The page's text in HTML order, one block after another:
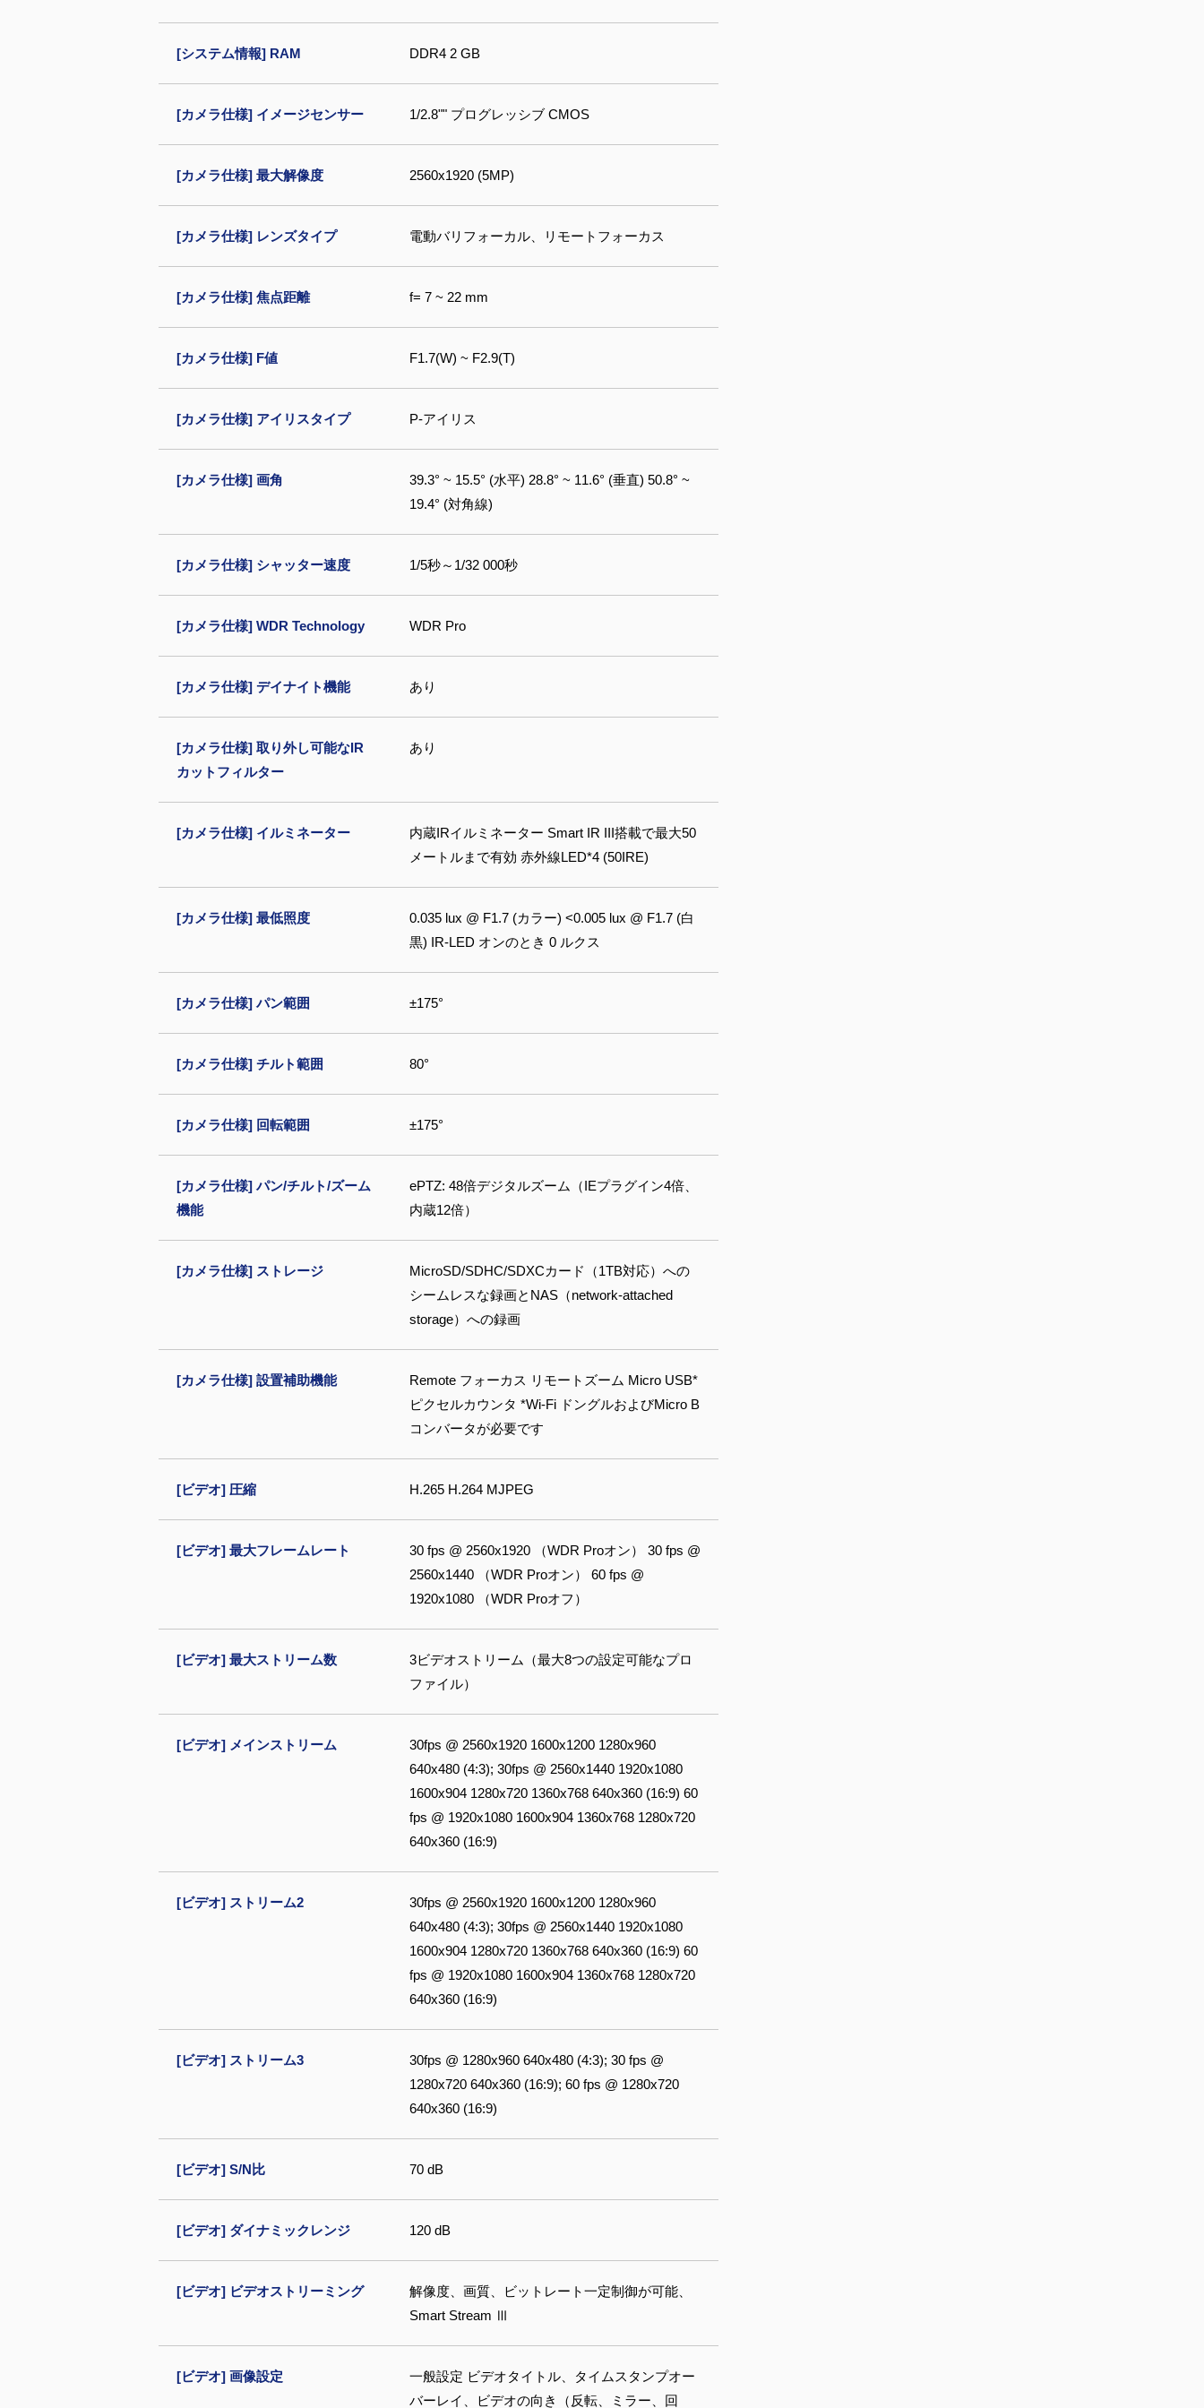
[システム情報] RAM DDR4 2 GB
[カメラ仕様] イメージセンサー 1/2.8"" プログレッシブ CMOS
[カメラ仕様] 最大解像度 2560x1920 (5MP)
[カメラ仕様] レンズタイプ 電動バリフォーカル、リモートフォーカス
[カメラ仕様] 焦点距離 f= 7 ~ 22 mm
[カメラ仕様] F値 F1.7(W) ~ F2.9(T)
[カメラ仕様] アイリスタイプ P-アイリス
[カメラ仕様] 画角
39.3° ~ 15.5° (水平) 28.8° ~ 11.6° (垂直) 50.8° ~
19.4° (対角線)
[カメラ仕様] シャッター速度 1/5秒～1/32 000秒
[カメラ仕様] WDR Technology WDR Pro
[カメラ仕様] デイナイト機能 あり
[カメラ仕様] 取り外し可能なIR
カットフィルター
あり
[カメラ仕様] イルミネーター
内蔵IRイルミネーター Smart IR III搭載で最大50
メートルまで有効 赤外線LED*4 (50IRE)
[カメラ仕様] 最低照度
0.035 lux @ F1.7 (カラー) <0.005 lux @ F1.7 (白
黒) IR‐LED オンのとき 0 ルクス
[カメラ仕様] パン範囲 ±175°
[カメラ仕様] チルト範囲 80°
[カメラ仕様] 回転範囲 ±175°
[カメラ仕様] パン/チルト/ズーム
機能
ePTZ: 48倍デジタルズーム（IEプラグイン4倍、
内蔵12倍）
[カメラ仕様] ストレージ
MicroSD/SDHC/SDXCカード（1TB対応）への
シームレスな録画とNAS（network-attached
storage）への録画
[カメラ仕様] 設置補助機能
Remote フォーカス リモートズーム Micro USB*
ピクセルカウンタ *Wi-Fi ドングルおよびMicro B
コンバータが必要です
[ビデオ] 圧縮 H.265 H.264 MJPEG
[ビデオ] 最大フレームレート
30 fps @ 2560x1920 （WDR Proオン） 30 fps @
2560x1440 （WDR Proオン） 60 fps @
1920x1080 （WDR Proオフ）
[ビデオ] 最大ストリーム数
3ビデオストリーム（最大8つの設定可能なプロ
ファイル）
[ビデオ] メインストリーム
30fps @ 2560x1920 1600x1200 1280x960
640x480 (4:3); 30fps @ 2560x1440 1920x1080
1600x904 1280x720 1360x768 640x360 (16:9) 60
fps @ 1920x1080 1600x904 1360x768 1280x720
640x360 (16:9)
[ビデオ] ストリーム2
30fps @ 2560x1920 1600x1200 1280x960
640x480 (4:3); 30fps @ 2560x1440 1920x1080
1600x904 1280x720 1360x768 640x360 (16:9) 60
fps @ 1920x1080 1600x904 1360x768 1280x720
640x360 (16:9)
[ビデオ] ストリーム3
30fps @ 1280x960 640x480 (4:3); 30 fps @
1280x720 640x360 (16:9); 60 fps @ 1280x720
640x360 (16:9)
[ビデオ] S/N比 70 dB
[ビデオ] ダイナミックレンジ 120 dB
[ビデオ] ビデオストリーミング
解像度、画質、ビットレート一定制御が可能、
Smart Stream Ⅲ
[ビデオ] 画像設定
一般設定 ビデオタイトル、タイムスタンプオー
バーレイ、ビデオの向き（反転、ミラー、回